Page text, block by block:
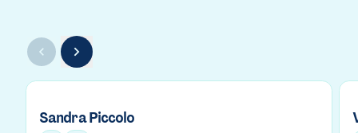
Sandra Piccolo